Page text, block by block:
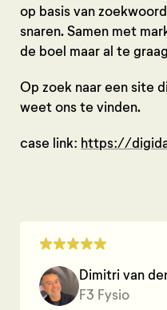
op basis van
snaren. Samen met
de boel maar al te
Op zoek naar een site
weet ons te vinden.
case link: https://
Dimitri van
F3 Fysio